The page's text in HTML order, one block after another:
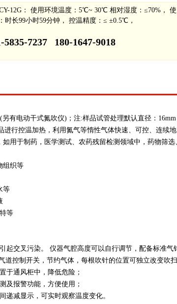
12G： 使用环境温度：5℃~ 30℃ 相对湿度：≤70%，
时长99小时59分钟， 控温精度：≤ ±0.5℃，
5835-7237 180-1647-9018
有电动干式氮吹仪)；注:样品试管处理默认直径：
进行控温加热，利用氮气等惰性气体快速、可控、连续
用于制药，医学测试、农药残留检测领域中，药物筛
组织等
等
等
起交叉污染。 仪器气腔高度可以自行调节，配备标准气
道控制开关，节约气体，每根吹针的位置可独立改变吹
于通风柜中，降低危险；
及报警功能，方便使用；
递减显示，可实时观察温度变化。